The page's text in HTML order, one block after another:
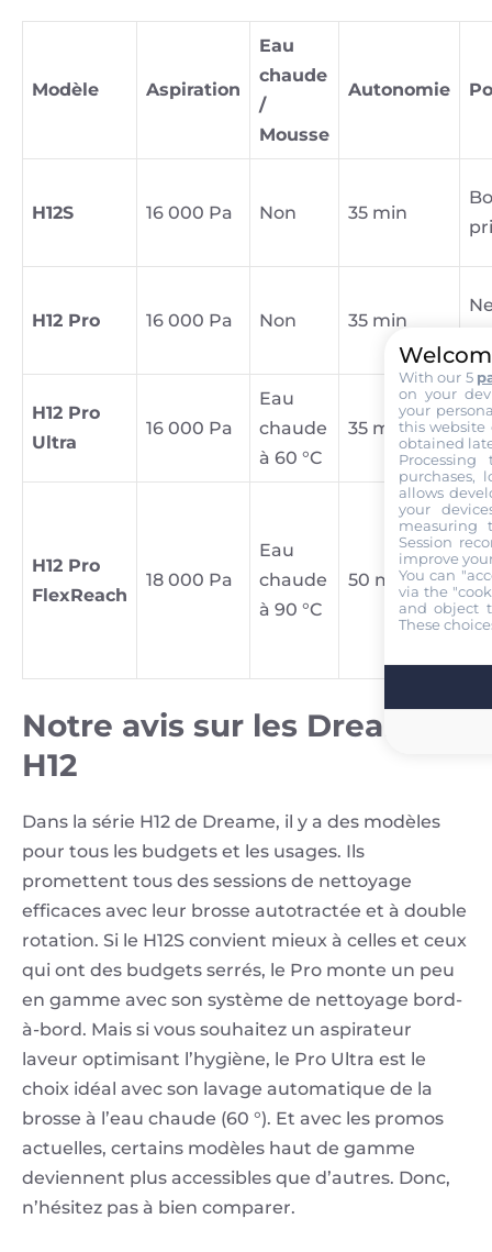
Modèle Aspiration
Eau
chaude
/
Mousse
Autonomie
H12S 16 000 Pa Non 35 min
H12 Pro 16 000 Pa Non 35 min
H12 Pro
Ultra
16 000 Pa
Eau
chaude
à 60 °C
35 min
H12 Pro
FlexReach
18 000 Pa
Eau
chaude
à 90 °C
50 min
Notre avis sur les Dreame
H12
Dans la série H12 de Dreame, il y a des modèles
pour tous les budgets et les usages. Ils
promettent tous des sessions de nettoyage
efficaces avec leur brosse autotractée et à double
rotation. Si le H12S convient mieux à celles et ceux
qui ont des budgets serrés, le Pro monte un peu
en gamme avec son système de nettoyage bord-
à-bord. Mais si vous souhaitez un aspirateur
laveur optimisant l’hygiène, le Pro Ultra est le
choix idéal avec son lavage automatique de la
brosse à l’eau chaude (60 °). Et avec les promos
actuelles, certains modèles haut de gamme
deviennent plus accessibles que d’autres. Donc,
n’hésitez pas à bien comparer.
With our 5
on your
your
this website
obtained
Processing
purchases,
allows
your
measuring
Session
improve
You can
via the
and object
These